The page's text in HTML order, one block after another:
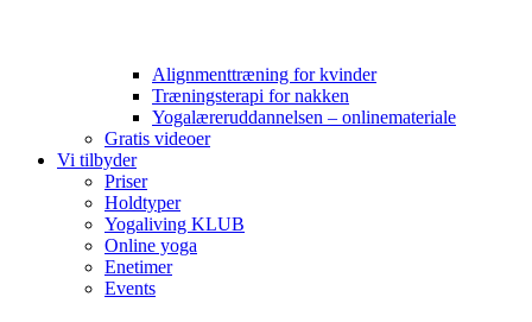
Alignmenttræning for kvinder
Træningsterapi for nakken
Yogalæreruddannelsen – onlinemateriale
Gratis videoer
Vi tilbyder
Priser
Holdtyper
Yogaliving KLUB
Online yoga
Enetimer
Events